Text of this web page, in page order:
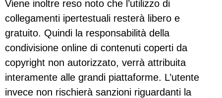
Viene inoltre reso noto che l’utilizzo di
collegamenti ipertestuali resterà libero e
gratuito. Quindi la responsabilità della
condivisione online di contenuti coperti da
copyright non autorizzato, verrà attribuita
interamente alle grandi piattaforme. L’utente
invece non rischierà sanzioni riguardanti la